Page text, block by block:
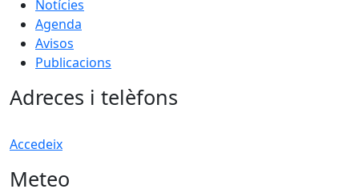
Notícies
Agenda
Avisos
Publicacions
Adreces i telèfons
Accedeix
Meteo